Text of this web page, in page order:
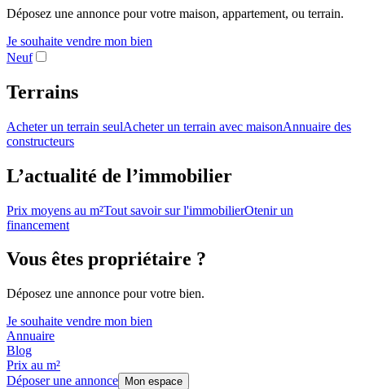
Déposez une annonce pour votre maison, appartement, ou terrain.
Je souhaite vendre mon bien
Neuf
Terrains
Acheter un terrain seulAcheter un terrain avec maisonAnnuaire des
constructeurs
L’actualité de l’immobilier
Prix moyens au m²Tout savoir sur l'immobilierOtenir un
financement
Vous êtes propriétaire ?
Déposez une annonce pour votre bien.
Je souhaite vendre mon bien
Annuaire
Blog
Prix au m²
Déposer une annonce
Mon espace